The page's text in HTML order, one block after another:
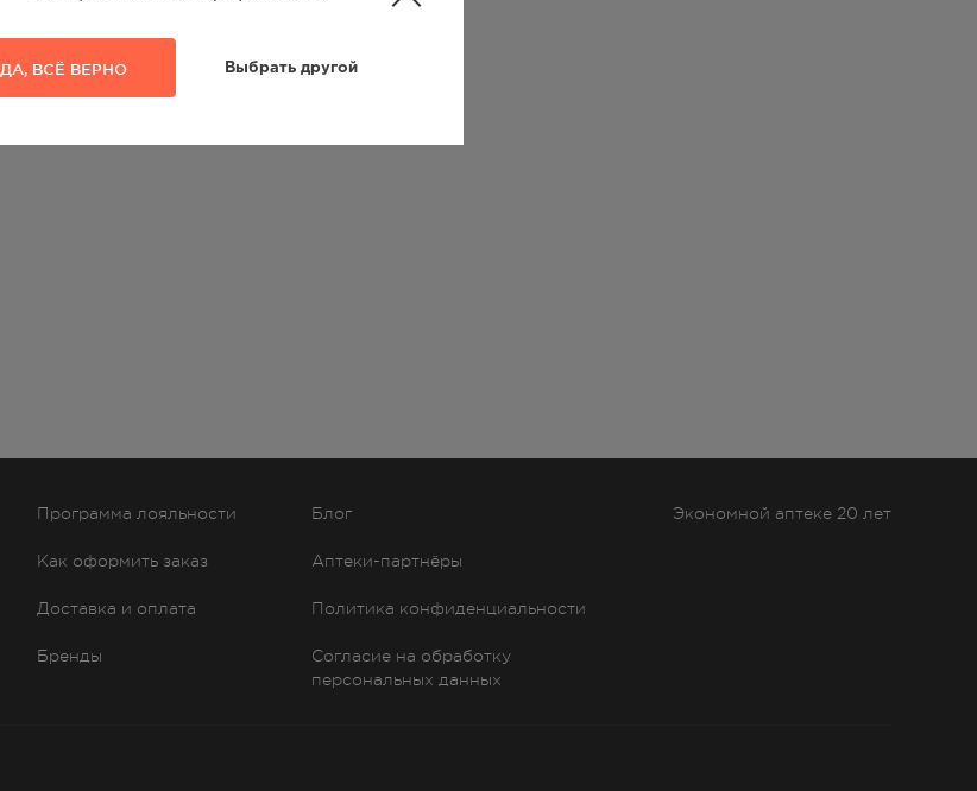
ДА, ВСЁ ВЕРНО Выбрать другой
Программа лояльности
Как оформить заказ
Доставка и оплата
Бренды
Блог
Аптеки-партнёры
Политика конфиденциальности
Согласие на обработку
персональных данных
Экономной аптеке 20 лет